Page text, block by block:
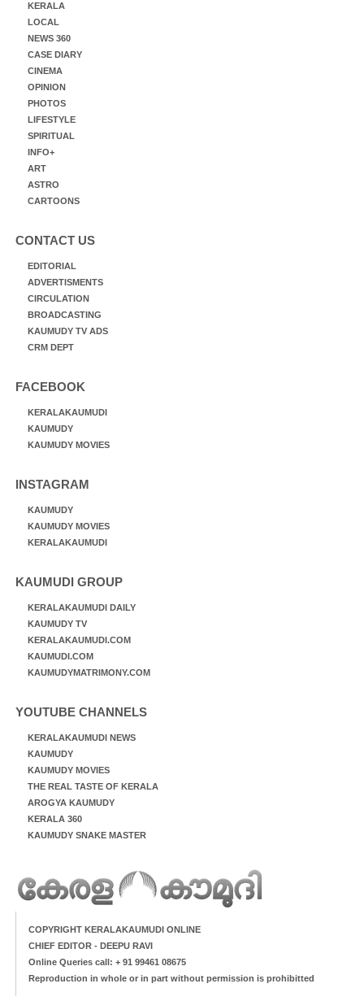
KERALA
LOCAL
NEWS 360
CASE DIARY
CINEMA
OPINION
PHOTOS
LIFESTYLE
SPIRITUAL
INFO+
ART
ASTRO
CARTOONS
CONTACT US
EDITORIAL
ADVERTISMENTS
CIRCULATION
BROADCASTING
KAUMUDY TV ADS
CRM DEPT
FACEBOOK
KERALAKAUMUDI
KAUMUDY
KAUMUDY MOVIES
INSTAGRAM
KAUMUDY
KAUMUDY MOVIES
KERALAKAUMUDI
KAUMUDI GROUP
KERALAKAUMUDI DAILY
KAUMUDY TV
KERALAKAUMUDI.COM
KAUMUDI.COM
KAUMUDYMATRIMONY.COM
YOUTUBE CHANNELS
KERALAKAUMUDI NEWS
KAUMUDY
KAUMUDY MOVIES
THE REAL TASTE OF KERALA
AROGYA KAUMUDY
KERALA 360
KAUMUDY SNAKE MASTER
COPYRIGHT KERALAKAUMUDI ONLINE
CHIEF EDITOR - DEEPU RAVI
Online Queries call: + 91 99461 08675
Reproduction in whole or in part without permission is prohibitted